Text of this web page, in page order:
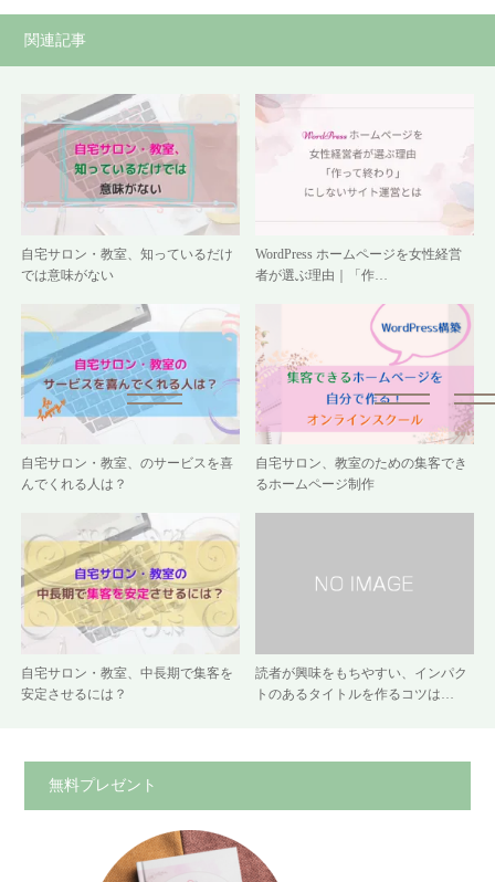
関連記事
自宅サロン・教室、知っているだけ
では意味がない
WordPress ホームページを女性経営
者が選ぶ理由｜「作…
自宅サロン・教室、のサービスを喜
んでくれる人は？
自宅サロン、教室のための集客でき
るホームページ制作
自宅サロン・教室、中長期で集客を
安定させるには？
読者が興味をもちやすい、インパク
トのあるタイトルを作るコツは…
無料プレゼント